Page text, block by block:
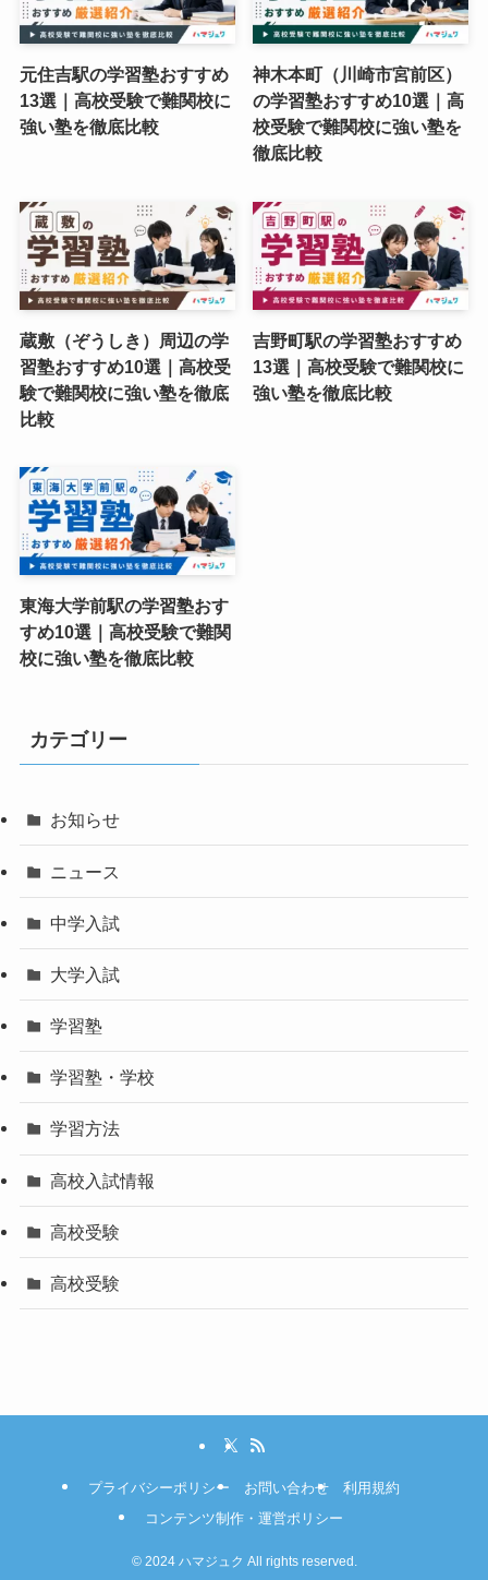
元住吉駅の学習塾おすすめ
13選｜高校受験で難関校に
強い塾を徹底比較
神木本町（川崎市宮前区）
の学習塾おすすめ10選｜高
校受験で難関校に強い塾を
徹底比較
蔵敷（ぞうしき）周辺の学
習塾おすすめ10選｜高校受
験で難関校に強い塾を徹底
比較
吉野町駅の学習塾おすすめ
13選｜高校受験で難関校に
強い塾を徹底比較
東海大学前駅の学習塾おす
すめ10選｜高校受験で難関
校に強い塾を徹底比較
カテゴリー
お知らせ
ニュース
中学入試
大学入試
学習塾
学習塾・学校
学習方法
高校入試情報
高校受験
高校受験
プライバシーポリシー お問い合わせ
利用規約
コンテンツ制作・運営ポリシー
©2024 ハマジュク All rights reserved.